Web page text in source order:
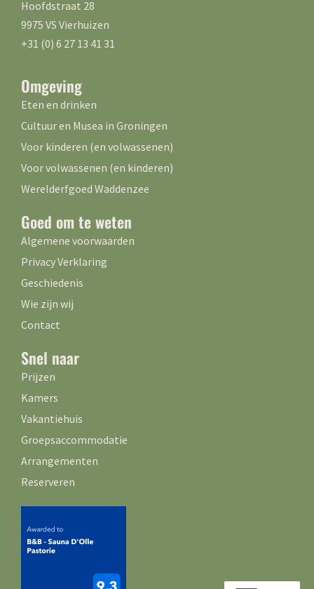
Hoofdstraat 28
9975 VS Vierhuizen
+31 (0) 6 27 13 41 31
Omgeving
Eten en drinken
Cultuur en Musea in Groningen
Voor kinderen (en volwassenen)
Voor volwassenen (en kinderen)
Werelderfgoed Waddenzee
Goed om te weten
Algemene voorwaarden
Privacy Verklaring
Geschiedenis
Wie zijn wij
Contact
Snel naar
Prijzen
Kamers
Vakantiehuis
Groepsaccommodatie
Arrangementen
Reserveren